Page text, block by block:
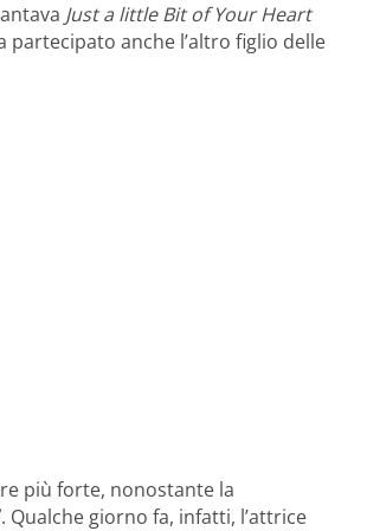
Just a little Bit of Your Heart
partecipato anche l’altro figlio delle
più forte, nonostante la
. Qualche giorno fa, infatti, l’attrice